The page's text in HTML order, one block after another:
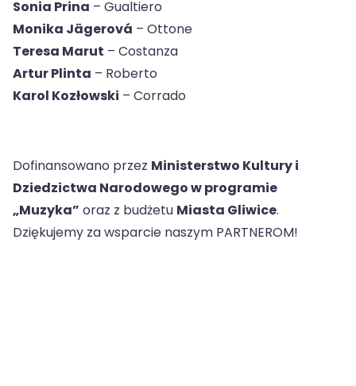
Sonia Prina – Gualtiero
Monika Jägerová – Ottone
Teresa Marut – Costanza
Artur Plinta – Roberto
Karol Kozłowski – Corrado
Dofinansowano przez Ministerstwo Kultury i
Dziedzictwa Narodowego w programie
„Muzyka” oraz z budżetu Miasta Gliwice.
Dziękujemy za wsparcie naszym PARTNEROM!